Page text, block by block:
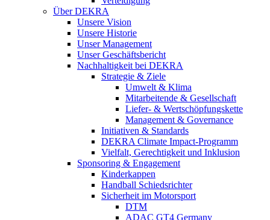
Über DEKRA
Unsere Vision
Unsere Historie
Unser Management
Unser Geschäftsbericht
Nachhaltigkeit bei DEKRA
Strategie & Ziele
Umwelt & Klima
Mitarbeitende & Gesellschaft
Liefer- & Wertschöpfungskette
Management & Governance
Initiativen & Standards
DEKRA Climate Impact-Programm
Vielfalt, Gerechtigkeit und Inklusion​
Sponsoring & Engagement
Kinderkappen
Handball Schiedsrichter
Sicherheit im Motorsport
DTM
ADAC GT4 Germany